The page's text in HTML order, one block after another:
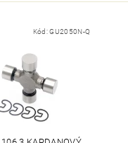
Kód:GU2050N-Q